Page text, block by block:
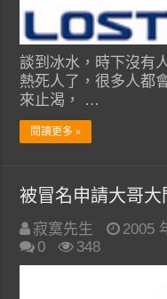
談到冰水，時下沒有
熱死人了，很多人都
來止渴， …
閱讀更多 »
被冒名申請大哥
寂寞先生 2005
0
348